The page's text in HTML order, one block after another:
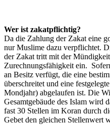
Wer ist zakatpflichtig?
Da die Zahlung der Zakat eine
nur Muslime dazu verpflichtet.
der Zakat tritt mit der
Zurechnungsfähigkeit ein.
an Besitz verfügt, die eine
überschreitet und eine
Mondjahr) abgelaufen ist. Die
Gesamtgebäude des Islam wird
fast 30 Stellen im Koran durch
Gebet den gleichen Stellenwert